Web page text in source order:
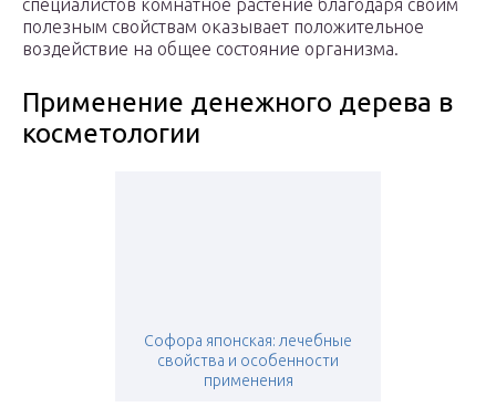
специалистов комнатное растение благодаря своим
полезным свойствам оказывает положительное
воздействие на общее состояние организма.
Применение денежного дерева в
косметологии
Софора японская: лечебные
свойства и особенности
применения